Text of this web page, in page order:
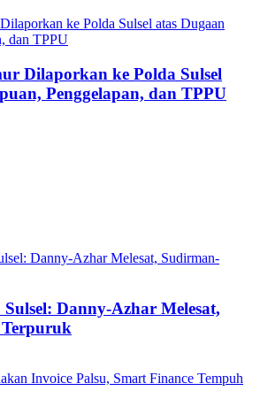
Dilaporkan ke Polda Sulsel
Penggelapan, dan TPPU
Danny-Azhar Melesat,